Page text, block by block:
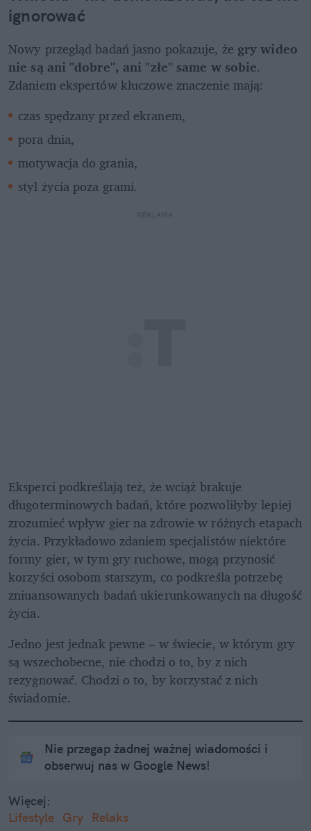
ignorować
Nowy przegląd badań jasno pokazuje, że gry wideo
nie są ani "dobre", ani "złe" same w sobie.
Zdaniem ekspertów kluczowe znaczenie mają:
czas spędzany przed ekranem,
pora dnia,
motywacja do grania,
styl życia poza grami.
REKLAMA
Eksperci podkreślają też, że wciąż brakuje
długoterminowych badań, które pozwoliłyby lepiej
zrozumieć wpływ gier na zdrowie w różnych etapach
życia. Przykładowo zdaniem specjalistów niektóre
formy gier, w tym gry ruchowe, mogą przynosić
korzyści osobom starszym, co podkreśla potrzebę
zniuansowanych badań ukierunkowanych na długość
życia.
Jedno jest jednak pewne – w świecie, w którym gry
są wszechobecne, nie chodzi o to, by z nich
rezygnować. Chodzi o to, by korzystać z nich
świadomie.
Nie przegap żadnej ważnej wiadomości i
obserwuj nas w Google News!
Więcej:
Lifestyle Gry Relaks